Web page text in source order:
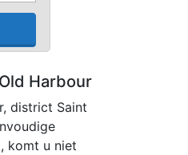
Harbour
district Saint
komt u niet